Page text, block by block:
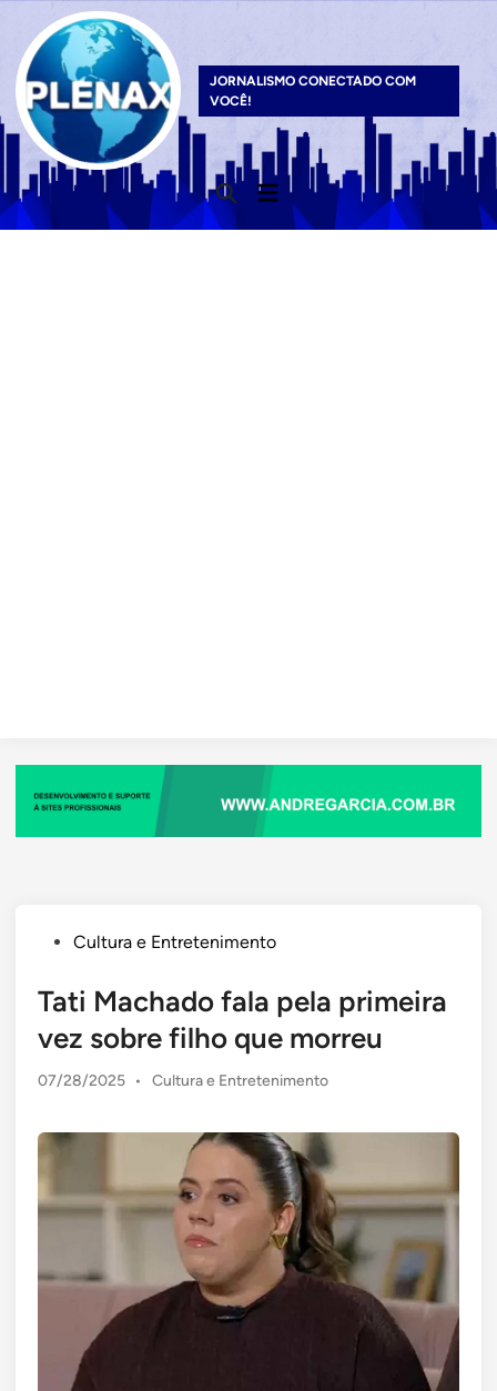
content
JORNALISMO CONECTADO COM
VOCÊ!
Open
Search
Main
Menu
PostedCultura e Entretenimento
Tati Machado fala pela primeira
vez sobre filho que morreu
07/28/2025 •
Posted
Cultura e Entretenimento